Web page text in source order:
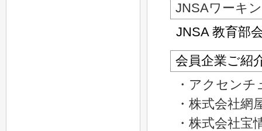
JNSAワーキ
JNSA 教育部
会員企業ご紹
・アクセン
・株式会社網
・株式会社宝